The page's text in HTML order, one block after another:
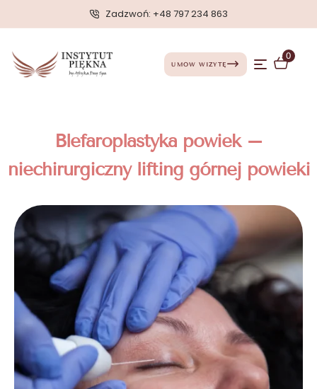
Zadzwoń: +48 797 234 863
UMÓW WIZYTĘ
0
Blefaroplastyka powiek –
niechirurgiczny lifting górnej powieki